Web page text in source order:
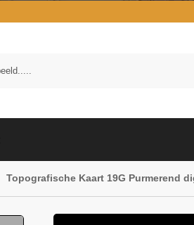
Topografische Kaart 19G Purmerend